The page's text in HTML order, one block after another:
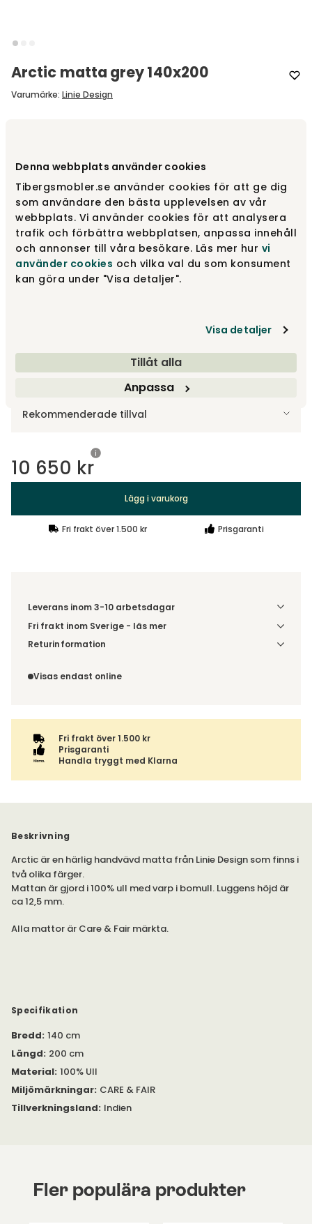
Denna webbplats använder cookies
Tibergsmobler.se använder cookies för att ge dig
som användare den bästa upplevelsen av vår
webbplats. Vi använder cookies för att analysera
trafik och förbättra webbplatsen, anpassa innehåll
och annonser till våra besökare. Läs mer hur vi
använder cookies och vilka val du som konsument
kan göra under "Visa detaljer".
Visa detaljer
Tillåt alla
Anpassa
Arctic matta grey 140x200
Varumärke: Linie Design
Grey
Light grey 10 650 kr
Rekommenderade tillval
10 650 kr
Lägg i varukorg
Fri frakt över 1.500 kr Prisgaranti
Leverans inom 3-10 arbetsdagar
Fri frakt inom Sverige - läs mer
Denna vara skickas till ett ombud. Du väljer själv i kassan
varan ihop med andra produkter skickas hela ordern
Returinformation
order, enligtdistansavtalslagen.
Visas endast online
Fri frakt över 1.500 kr
Prisgaranti
Handla tryggt med Klarna
Beskrivning
Arctic är en härlig handvävd matta från Linie Design som finns i
två olika färger.
Mattan är gjord i 100% ull med varp i bomull. Luggens höjd är
ca 12,5 mm.
Alla mattor är Care & Fair märkta.
Specifikation
Bredd: 140 cm
Längd: 200 cm
Material: 100% Ull
Miljömärkningar: CARE & FAIR
Tillverkningsland: Indien
Fler populära produkter